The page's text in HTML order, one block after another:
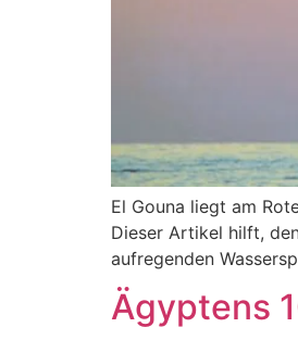
El Gouna liegt am
Dieser Artikel hilft,
aufregenden
Ägyptens